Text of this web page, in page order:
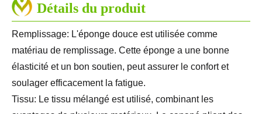
Détails du produit
Remplissage: L'éponge douce est utilisée comme
matériau de remplissage. Cette éponge a une bonne
élasticité et un bon soutien, peut assurer le confort et
soulager efficacement la fatigue.
Tissu: Le tissu mélangé est utilisé, combinant les